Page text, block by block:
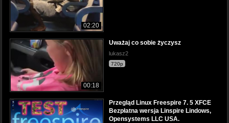
02:20
00:18
Uważaj co sobie życzysz
lukasz2
720p
Przegląd Linux Freespire 7. 5 XFCE
Bezpłatna wersja Linspire Lindows,
Opensystems LLC USA.